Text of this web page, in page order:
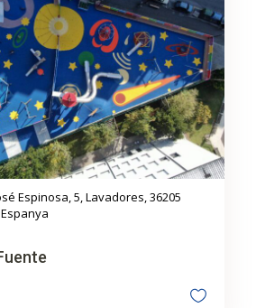
Espinosa, 5, Lavadores, 36205